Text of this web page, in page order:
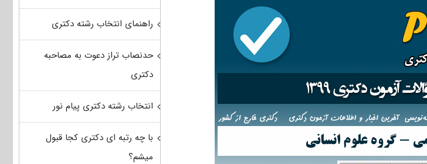
راهنمای انتخاب رشته دکتری
حدنصاب تراز دعوت به مصاحبه
دکتری
انتخاب رشته دکتری پیام نور
با چه رتبه ای دکتری کجا قبول
میشم؟